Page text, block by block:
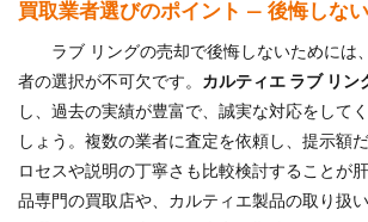
買取業者選びのポイント — 後悔しな
ラブ リングの売却で後悔しないためには
者の選択が不可欠です。 カルティエ ラブ リン
し、過去の実績が豊富で、誠実な対応をして
しょう。複数の業者に査定を依頼し、提示額
ロセスや説明の丁寧さも比較検討することが
品専門の買取店や、カルティエ製品の取り扱